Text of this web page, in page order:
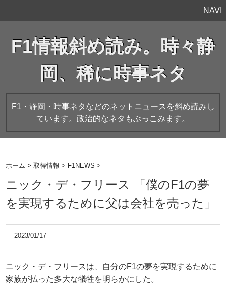
NAVI
F1情報斜め読み。時々静
岡、稀に時事ネタ
F1・静岡・時事ネタなどのネットニュースを斜め読みし
ています。政治的なネタもぶっこみます。
ホーム >取得情報 > F1NEWS >
ニック・デ・フリース 「僕のF1の夢
を実現するために父は会社を売った」
2023/01/17
ニック・デ・フリースは、自分のF1の夢を実現するために
家族が払った多大な犠牲を明らかにした。